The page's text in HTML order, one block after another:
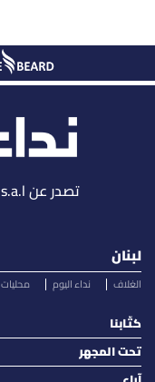
تصدر عن Lebanese Media Production s.a.l
لبنان
الغلاف نداء اليوم محليات
كتّابنا
تحت المجهر